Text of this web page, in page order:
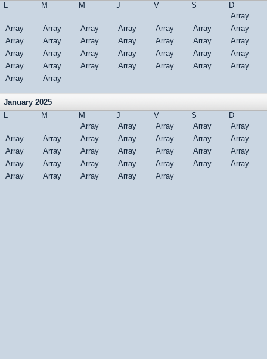
L
M M J V S
D
Array
Array
Array Array Array Array Array
Array
Array
Array Array Array Array Array
Array
Array
Array Array Array Array Array
Array
Array
Array Array Array Array Array
Array
Array
Array
January 2025
L
M M J V S
D
Array
Array Array Array
Array
Array
Array Array Array Array Array
Array
Array
Array Array Array Array Array
Array
Array
Array Array Array Array Array
Array
Array
Array Array Array Array